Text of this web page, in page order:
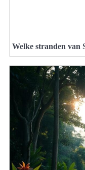
Welke stranden van